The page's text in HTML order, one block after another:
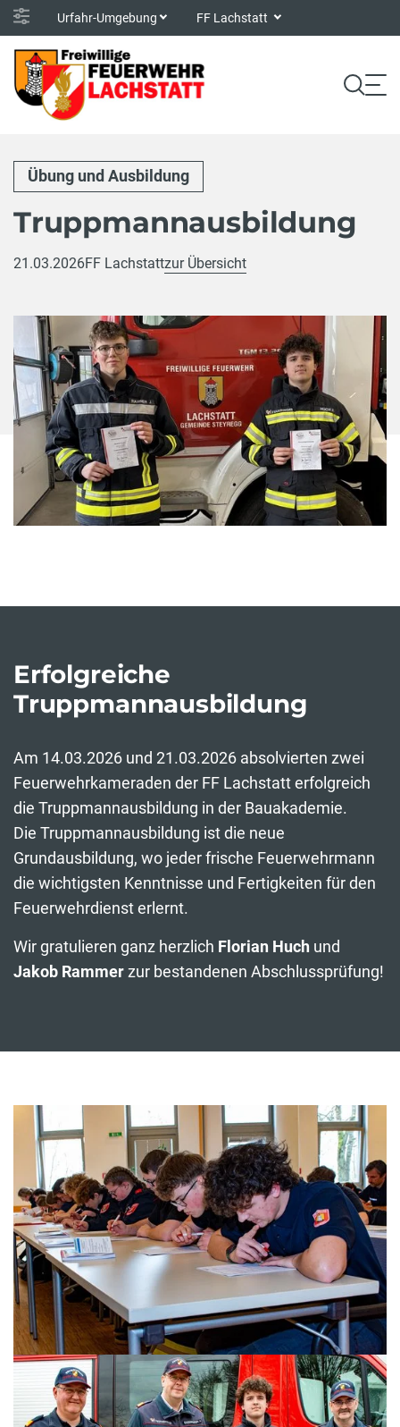
Urfahr-Umgebung FF Lachstatt
Übung und Ausbildung
Truppmannausbildung
21.03.2026FF Lachstattzur Übersicht
Erfolgreiche
Truppmannausbildung
Am 14.03.2026 und 21.03.2026 absolvierten zwei
Feuerwehrkameraden der FF Lachstatt erfolgreich
die Truppmannausbildung in der Bauakademie.
Die Truppmannausbildung ist die neue
Grundausbildung, wo jeder frische Feuerwehrmann
die wichtigsten Kenntnisse und Fertigkeiten für den
Feuerwehrdienst erlernt.
Wir gratulieren ganz herzlich Florian Huch und
Jakob Rammerzur bestandenen Abschlussprüfung!